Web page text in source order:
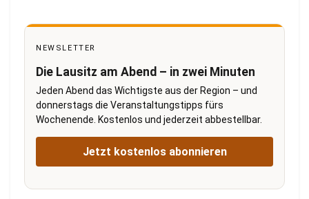
NEWSLETTER
Die Lausitz am Abend – in zwei Minuten
Jeden Abend das Wichtigste aus der Region – und
donnerstags die Veranstaltungstipps fürs
Wochenende. Kostenlos und jederzeit abbestellbar.
Jetzt kostenlos abonnieren